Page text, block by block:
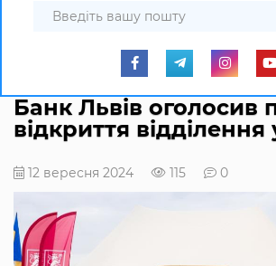
Банк Львів оголосив
відкриття відділення
12 вересня 2024 115 0